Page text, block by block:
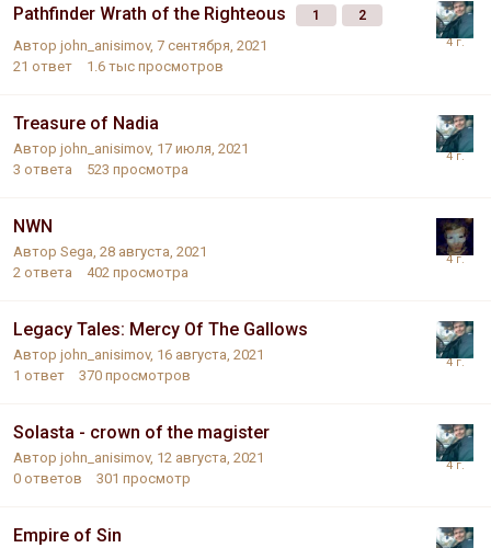
Pathfinder Wrath of the Righteous 1 2
Автор john_anisimov, 7 сентября, 2021
21 ответ 1.6 тыс просмотров
Treasure of Nadia
Автор john_anisimov, 17 июля, 2021
3 ответа 523 просмотра
NWN
Автор Sega, 28 августа, 2021
2 ответа 402 просмотра
Legacy Tales: Mercy Of The Gallows
Автор john_anisimov, 16 августа, 2021
1 ответ 370 просмотров
Solasta - crown of the magister
Автор john_anisimov, 12 августа, 2021
0 ответов 301 просмотр
Empire of Sin